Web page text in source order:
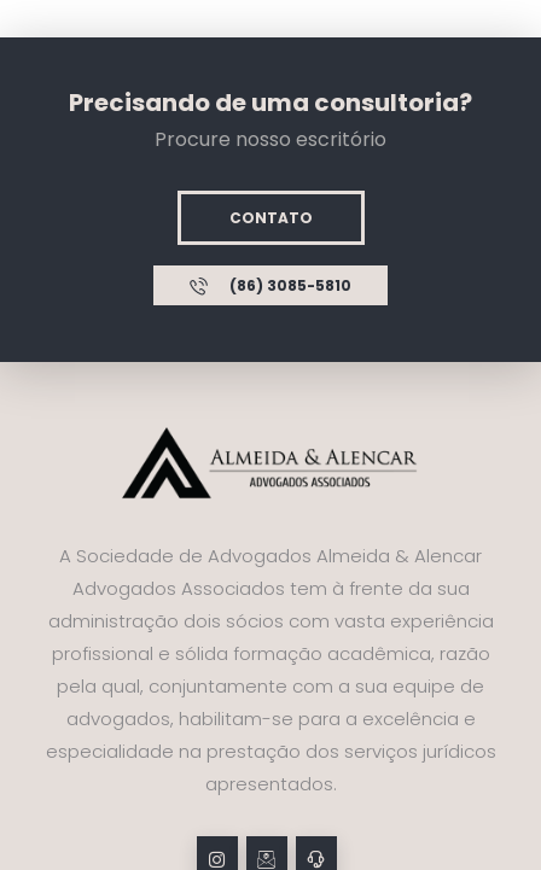
Precisando de uma consultoria?
Procure nosso escritório
CONTATO
(86) 3085-5810
A Sociedade de Advogados Almeida & Alencar
Advogados Associados tem à frente da sua
administração dois sócios com vasta experiência
profissional e sólida formação acadêmica, razão
pela qual, conjuntamente com a sua equipe de
advogados, habilitam-se para a excelência e
especialidade na prestação dos serviços jurídicos
apresentados.